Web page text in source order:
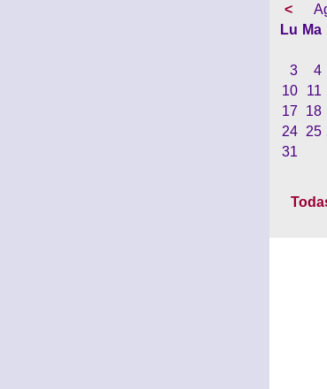
<
Lu Ma
3
4
10
11
17
18
24
25
31